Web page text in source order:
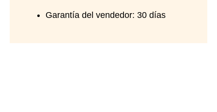
Garantía del vendedor: 30 días